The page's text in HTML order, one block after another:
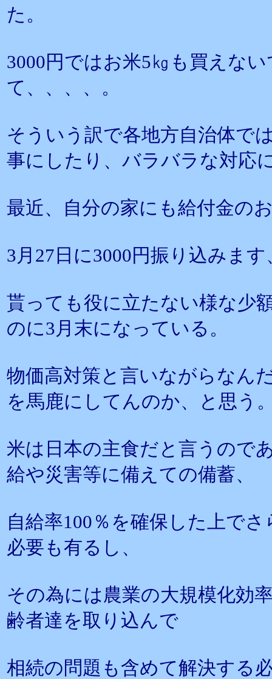
た。
3000円ではお米5㎏も買えな
て、、、、。
そういう訳で各地方自治体で
事にしたり、バラバラな対応
最近、自分の家にも給付金の
3月27日に3000円振り込みま
貰っても役に立たない様な少
のに3月末になっている。
物価高対策と言いながらなん
を馬鹿にしてんのか、と思う
米は日本の主食だと言うので
給や災害等に備えての備蓄、
自給率100％を確保した上で
必要も有るし、
その為には農業の大規模化効
齢者達を取り込んで
相続の問題も含めて解決する